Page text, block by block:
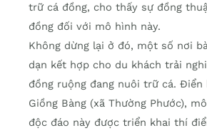
trữ cá đồng, cho thấy sự đồng
đồng đối với mô hình này.
Không dừng lại ở đó, một số nơi
dạn kết hợp cho du khách trải
đồng ruộng đang nuôi trữ cá. Điển
Giồng Bàng (xã Thường Phước),
độc đáo này được triển khai thí